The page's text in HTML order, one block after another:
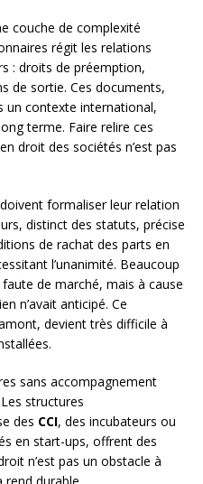
couche de complexité
régit les relations
: droits de préemption,
de sortie. Ces documents,
un contexte international,
terme. Faire relire ces
droit des sociétés n’est pas
doivent formaliser leur relation
distinct des statuts, précise
de rachat des parts en
l’unanimité. Beaucoup
de marché, mais à cause
n’avait anticipé. Ce
devient très difficile à
sans accompagnement
structures
des CCI, des incubateurs ou
en start-ups, offrent des
n’est pas un obstacle à